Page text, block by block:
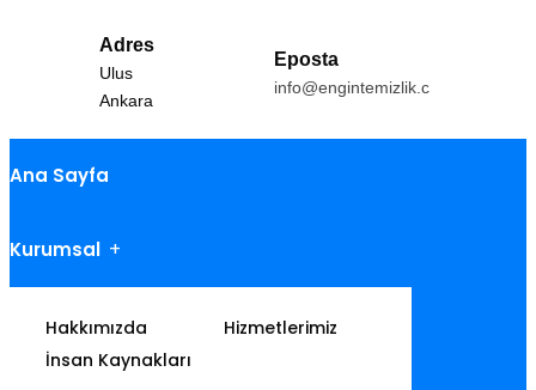
Adres
Ulus
Ankara
Eposta
info@engintemizlik.com
Ana Sayfa
Kurumsal
Hakkımızda
Hizmetlerimiz
İnsan Kaynakları